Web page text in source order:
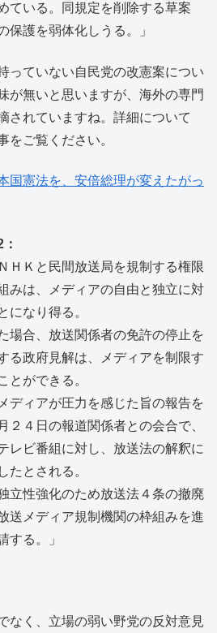
ている。同規定を削除する草案
保護を弱体化しうる。」
っていない自民党の改憲案につい
が無いと思いますが、海外の専門
されていますね。詳細について
をご覧ください。
国憲法を、安倍総理が変えたがっ
ＨＫと民間放送局を規制する権限
みは、メディアの自由と独立に対
になり得る。
場合、放送関係者の免許の停止を
る政府見解は、メディアを制限す
とができる。
ディアが圧力を感じた旨の報告を
２４日の報道関係者との会合で、
レビ番組に対し、放送法の解釈に
たとされる。
立性強化のため放送法４条の撤廃
送メディア規制機関の枠組みを進
する。」
なく、立場の弱い野党の反対意見